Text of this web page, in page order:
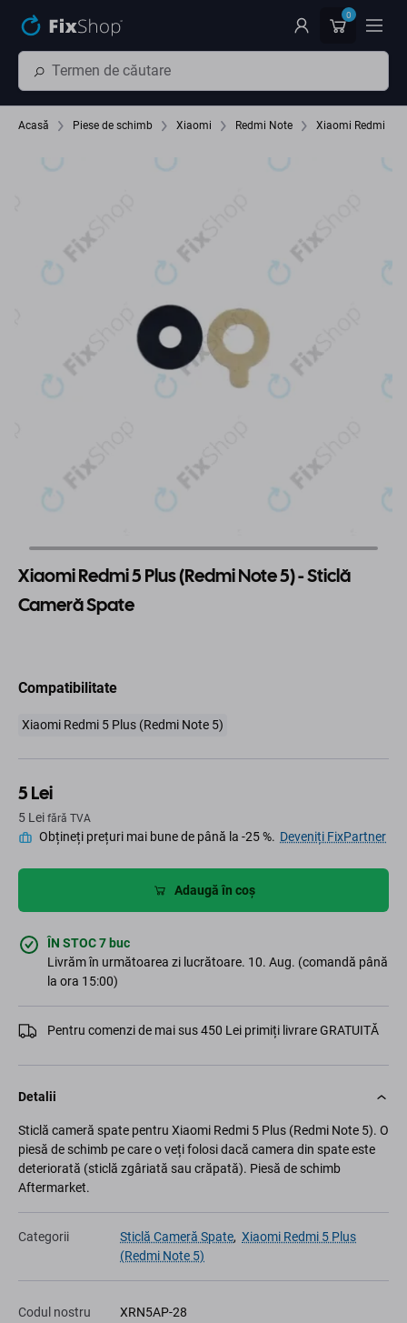
0
Acasă Piese de schimb Xiaomi Redmi Note Xiaomi Redmi 5
Xiaomi Redmi 5 Plus (Redmi Note 5) - Sticlă
Cameră Spate
Compatibilitate
Xiaomi Redmi 5 Plus (Redmi Note 5)
5 Lei
5 Lei fără TVA
Obțineți prețuri mai bune de până la -25 %. Deveniți FixPartner
Adaugă în coș
ÎN STOC 7 buc
Livrăm în următoarea zi lucrătoare. 10. Aug. (comandă până
la ora 15:00)
Pentru comenzi de mai sus 450 Lei primiți livrare GRATUITĂ
Detalii
Sticlă cameră spate pentru Xiaomi Redmi 5 Plus (Redmi Note 5). O
piesă de schimb pe care o veți folosi dacă camera din spate este
deteriorată (sticlă zgâriată sau crăpată). Piesă de schimb
Aftermarket.
Categorii Sticlă Cameră Spate, Xiaomi Redmi 5 Plus
(Redmi Note 5)
Codul nostru XRN5AP-28